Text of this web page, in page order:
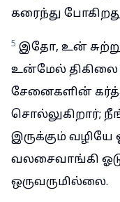
கரைந்து
5 இதோ, உன்
உன்மேல்
சேனைகளின்
சொல்லுகிறார்;
இருக்கும் வழியே
வலசைவாங்கி
ஒருவருமில்லை.